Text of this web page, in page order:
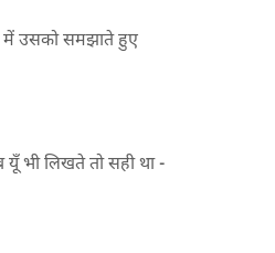
में उसको समझाते हुए
यूँ भी लिखते तो सही था -